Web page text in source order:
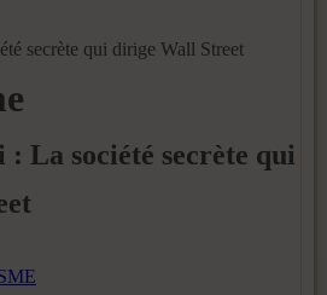
secrète qui dirige Wall Street
La société secrète qui